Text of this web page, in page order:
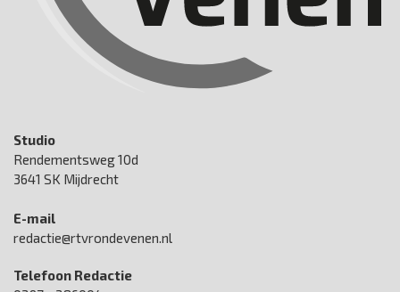
Studio
Rendementsweg 10d
3641 SK Mijdrecht
E-mail
redactie@rtvrondevenen.nl
Telefoon Redactie